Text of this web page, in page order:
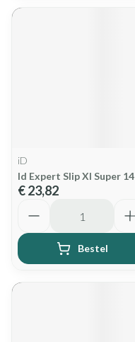
iD
Id Expert Slip Xl Super 14
€ 23,82
Bestel